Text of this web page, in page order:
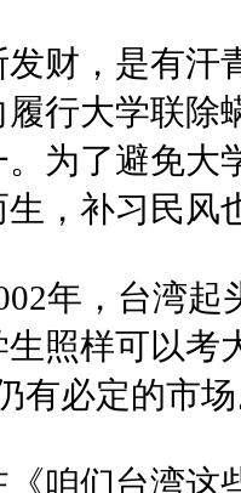
财，是有汗
行大学联除
为了避免大
，补习民风
年，台湾
照样可以考
有必定的市
咱们台湾这